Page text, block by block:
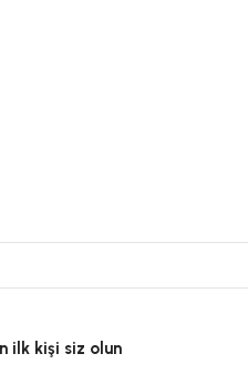
ilk kişi siz olun